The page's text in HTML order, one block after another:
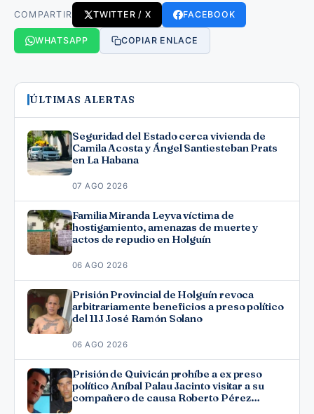
COMPARTIR TWITTER / X FACEBOOK
WHATSAPP COPIAR ENLACE
ÚLTIMAS ALERTAS
Seguridad del Estado cerca vivienda de
Camila Acosta y Ángel Santiesteban Prats
en La Habana
07 AGO 2026
Familia Miranda Leyva víctima de
hostigamiento, amenazas de muerte y
actos de repudio en Holguín
06 AGO 2026
Prisión Provincial de Holguín revoca
arbitrariamente beneficios a preso político
del 11J José Ramón Solano
06 AGO 2026
Prisión de Quivicán prohíbe a ex preso
político Aníbal Palau Jacinto visitar a su
compañero de causa Roberto Pérez